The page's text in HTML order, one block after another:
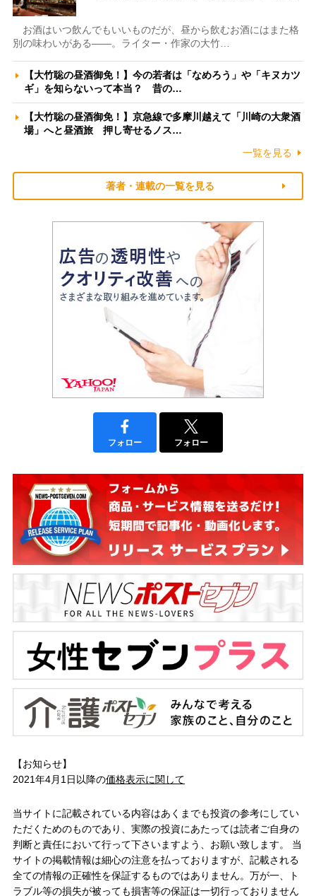
お酒はいつ飲んでもいいものだが、昼から飲むお酒にはまた格
別の味わいがある――。ライター・作家の大竹…
【大竹聡の昼酒御免！】今の若者は「なめろう」や「キヌカツ
ギ」を知らないって本当？ 昔の…
【大竹聡の昼酒御免！】京急線で多摩川越えて「川崎の大衆酒
場」へと昼酒旅 押し寄せるノス…
一覧を見る
著者・連載の一覧を見る
フォロー フォロー
【お知らせ】
2021年4月1日以降の価格表示に関して
当サイトに記載されている内容はあくまでも投資の参考にしてい
ただくためのものであり、実際の投資にあたっては読者ご自身の
判断と責任において行って下さいますよう、お願い致します。 当
サイトの掲載情報は細心の注意を払っておりますが、記載される
全ての情報の正確性を保証するものではありません。万が一、ト
ラブル等の損失が被っても損害等の保証は一切行っておりません